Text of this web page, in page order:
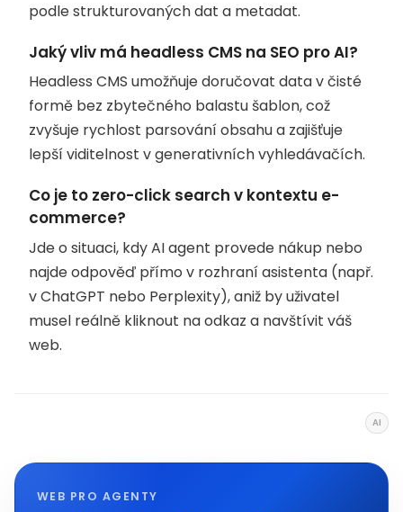
podle strukturovaných dat a metadat.
Jaký vliv má headless CMS na SEO pro AI?
Headless CMS umožňuje doručovat data v čisté
formě bez zbytečného balastu šablon, což
zvyšuje rychlost parsování obsahu a zajišťuje
lepší viditelnost v generativních vyhledávačích.
Co je to zero-click search v kontextu e-
commerce?
Jde o situaci, kdy AI agent provede nákup nebo
najde odpověď přímo v rozhraní asistenta (např.
v ChatGPT nebo Perplexity), aniž by uživatel
musel reálně kliknout na odkaz a navštívit váš
web.
AI
WEB PRO AGENTY